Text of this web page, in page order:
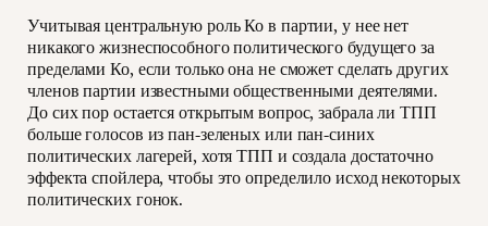
Учитывая центральную роль Ко в партии, у нее нет
никакого жизнеспособного политического будущего за
пределами Ко, если только она не сможет сделать других
членов партии известными общественными деятелями.
До сих пор остается открытым вопрос, забрала ли ТПП
больше голосов из пан-зеленых или пан-синих
политических лагерей, хотя ТПП и создала достаточно
эффекта спойлера, чтобы это определило исход некоторых
политических гонок.